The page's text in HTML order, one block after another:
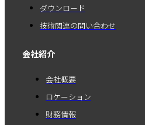
ダウンロード
技術関連の問い合わせ
会社紹介
会社概要
ロケーション
財務情報